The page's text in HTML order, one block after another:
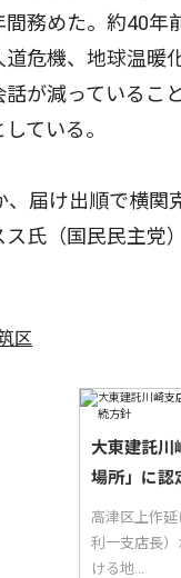
務めた。約40年
危機、地球温暖
が減っているこ
ている。
届け出順で横関
氏（国民民主党
区
大東建託
場所」に
高津区上作
利一支店長
ける地...